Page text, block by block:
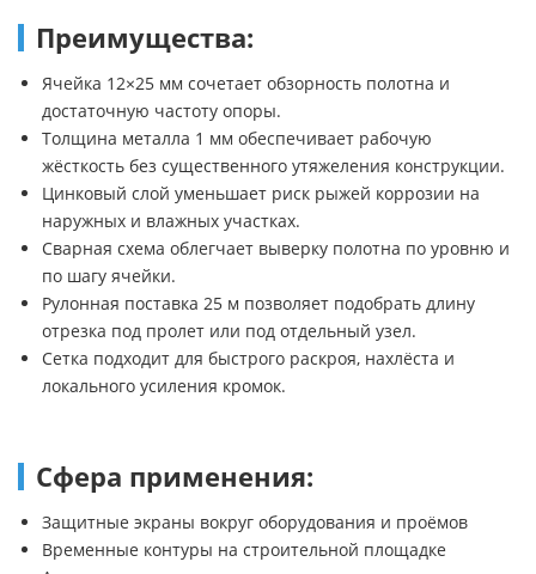
Преимущества:
Ячейка 12×25 мм сочетает обзорность полотна и
достаточную частоту опоры.
Толщина металла 1 мм обеспечивает рабочую
жёсткость без существенного утяжеления конструкции.
Цинковый слой уменьшает риск рыжей коррозии на
наружных и влажных участках.
Сварная схема облегчает выверку полотна по уровню и
по шагу ячейки.
Рулонная поставка 25 м позволяет подобрать длину
отрезка под пролет или под отдельный узел.
Сетка подходит для быстрого раскроя, нахлёста и
локального усиления кромок.
Сфера применения:
Защитные экраны вокруг оборудования и проёмов
Временные контуры на строительной площадке